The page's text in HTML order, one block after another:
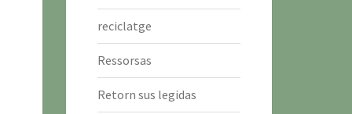
reciclatge
Ressorsas
Retorn sus legidas